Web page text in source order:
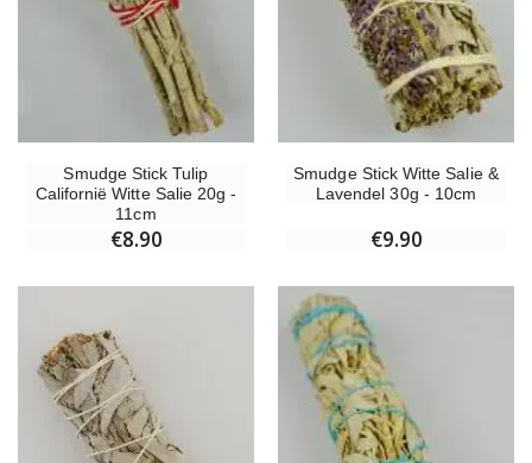
Smudge Stick Tulip
Californië Witte Salie 20g -
11cm
€8.90
Smudge Stick Witte Salie &
Lavendel 30g - 10cm
€9.90